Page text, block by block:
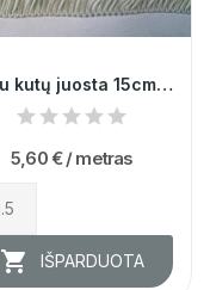
Ecru kutų juosta 15cm 001847
5,60 € / metras
 IŠPARDUOTA